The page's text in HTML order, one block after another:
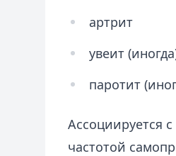
артрит
увеит
паротит
Ассоциируется
частотой